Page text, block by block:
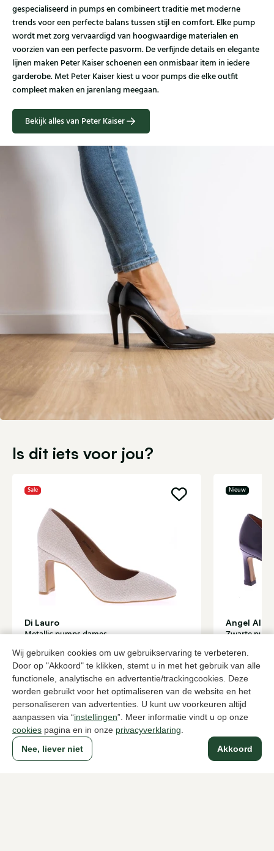
Wij gebruiken cookies om uw gebruikservaring te verbeteren.
Door op "Akkoord" te klikken, stemt u in met het gebruik van alle
functionele, analytische en advertentie/trackingcookies. Deze
worden gebruikt voor het optimaliseren van de website en het
personaliseren van advertenties. U kunt uw voorkeuren altijd
aanpassen via “instellingen”. Meer informatie vindt u op onze
cookies pagina en in onze privacyverklaring
Akkoord
Nee, liever niet
gespecialiseerd in pumps en combineert traditie met moderne
trends voor een perfecte balans tussen stijl en comfort. Elke pump
wordt met zorg vervaardigd van hoogwaardige materialen en
voorzien van een perfecte pasvorm. De verfijnde details en elegante
lijnen maken Peter Kaiser schoenen een onmisbaar item in iedere
garderobe. Met Peter Kaiser kiest u voor pumps die elke outfit
compleet maken en jarenlang meegaan.
Bekijk alles van Peter Kaiser
Is dit iets voor jou?
Sale
Di Lauro
Metallic pumps dames
139,9584,00
Nieuw
Angel
Zwarte
119,95
Naar alle producten
Sinds 1983 een begrip in Den Haag